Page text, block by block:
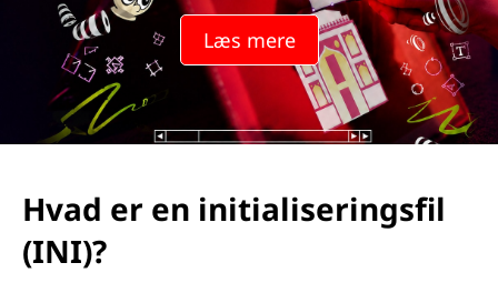
a
Læs mere
Hvad er en initialiseringsfil
(INI)?